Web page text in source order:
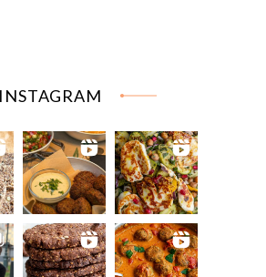
INSTAGRAM